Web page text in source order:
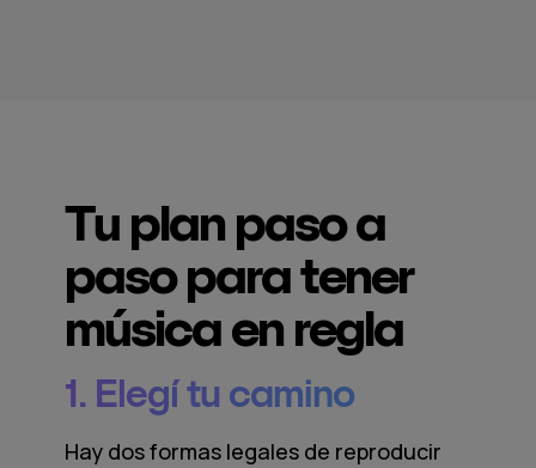
Tu plan paso a
paso para tener
música en regla
1. Elegí tu camino
Hay dos formas legales de reproducir